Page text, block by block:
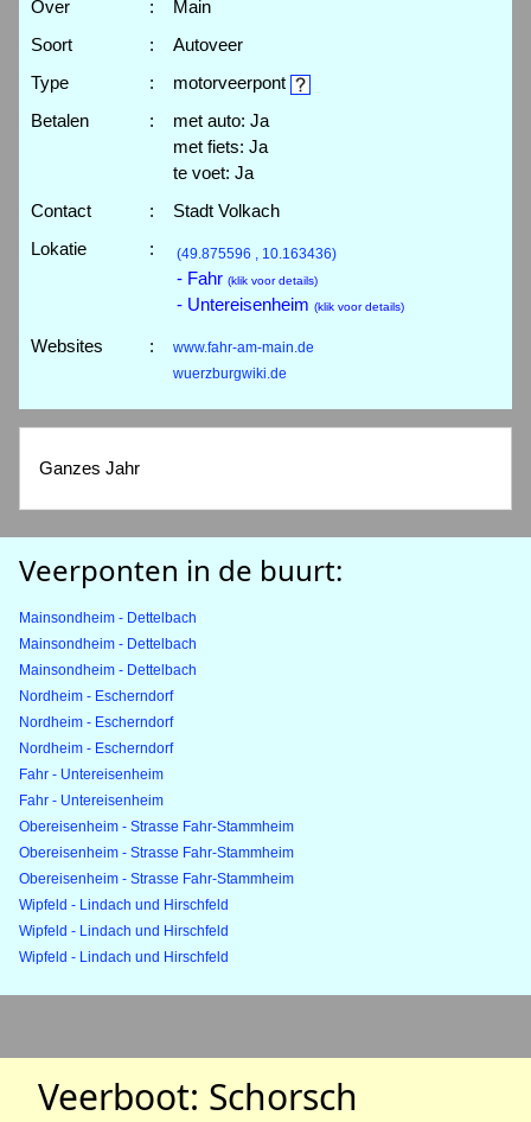
Over
:
Main
Soort
:
Autoveer
Type
:
motorveerpont
Betalen
:
met auto: Ja
met fiets: Ja
te voet: Ja
Contact
:
Stadt Volkach
Lokatie
: (49.875596 , 10.163436)
- Fahr (klik voor details)
- Untereisenheim (klik voor details)
Websites :
www.fahr-am-main.de
wuerzburgwiki.de
Ganzes Jahr
Veerponten in de buurt:
Mainsondheim - Dettelbach
Mainsondheim - Dettelbach
Mainsondheim - Dettelbach
Nordheim - Escherndorf
Nordheim - Escherndorf
Nordheim - Escherndorf
Fahr - Untereisenheim
Fahr - Untereisenheim
Obereisenheim - Strasse Fahr-Stammheim
Obereisenheim - Strasse Fahr-Stammheim
Obereisenheim - Strasse Fahr-Stammheim
Wipfeld - Lindach und Hirschfeld
Wipfeld - Lindach und Hirschfeld
Wipfeld - Lindach und Hirschfeld
Veerboot: Schorsch